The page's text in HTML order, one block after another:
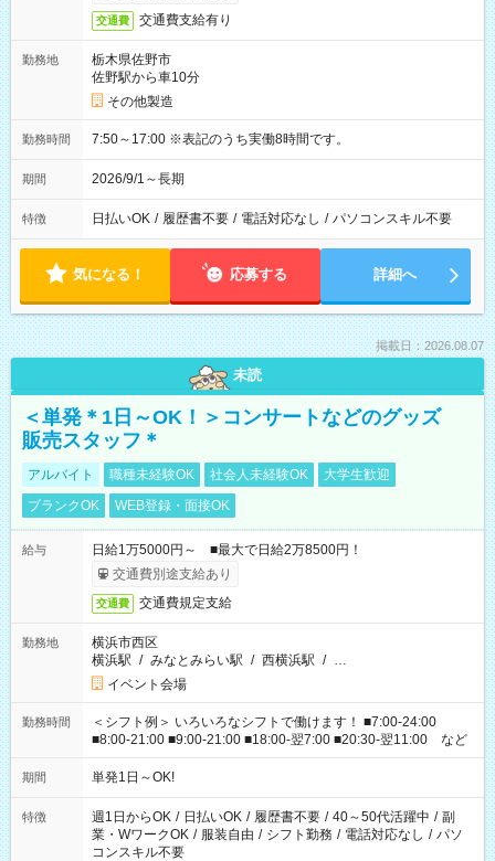
交通費 交通費支給有り
勤務地
栃木県佐野市
佐野駅から車10分
その他製造
勤務時間 7:50～17:00 ※表記のうち実働8時間です。
期間 2026/9/1～長期
特徴 日払いOK / 履歴書不要 / 電話対応なし / パソコンスキル不要
気になる！ 応募する 詳細へ
掲載日：2026.08.07
未読
＜単発＊1日～OK！＞コンサートなどのグッズ
販売スタッフ＊
アルバイト 職種未経験OK 社会人未経験OK
大学生歓迎
ブランクOK
WEB登録・面接OK
給与
日給1万5000円～ ■最大で日給2万8500円！
交通費別途支給あり
交通費 交通費規定支給
勤務地
横浜市西区
横浜駅 / みなとみらい駅 / 西横浜駅 / …
イベント会場
勤務時間
＜シフト例＞ いろいろなシフトで働けます！ ■7:00-24:00
■8:00-21:00 ■9:00-21:00 ■18:00-翌7:00 ■20:30-翌11:00 など
期間 単発1日～OK!
特徴 週1日からOK / 日払いOK / 履歴書不要 / 40～50代活躍中 / 副
業・WワークOK / 服装自由 / シフト勤務 / 電話対応なし / パソ
コンスキル不要